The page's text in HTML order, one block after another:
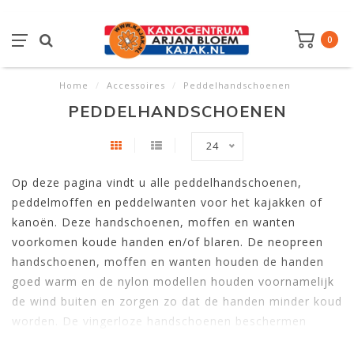
0
Home / Accessoires / Peddelhandschoenen
PEDDELHANDSCHOENEN
24
Op deze pagina vindt u alle peddelhandschoenen,
peddelmoffen en peddelwanten voor het kajakken of
kanoën. Deze handschoenen, moffen en wanten
voorkomen koude handen en/of blaren. De neopreen
handschoenen, moffen en wanten houden de handen
goed warm en de nylon modellen houden voornamelijk
de wind buiten en zorgen zo dat de handen minder koud
worden. De vingerloze handschoenen beschermen